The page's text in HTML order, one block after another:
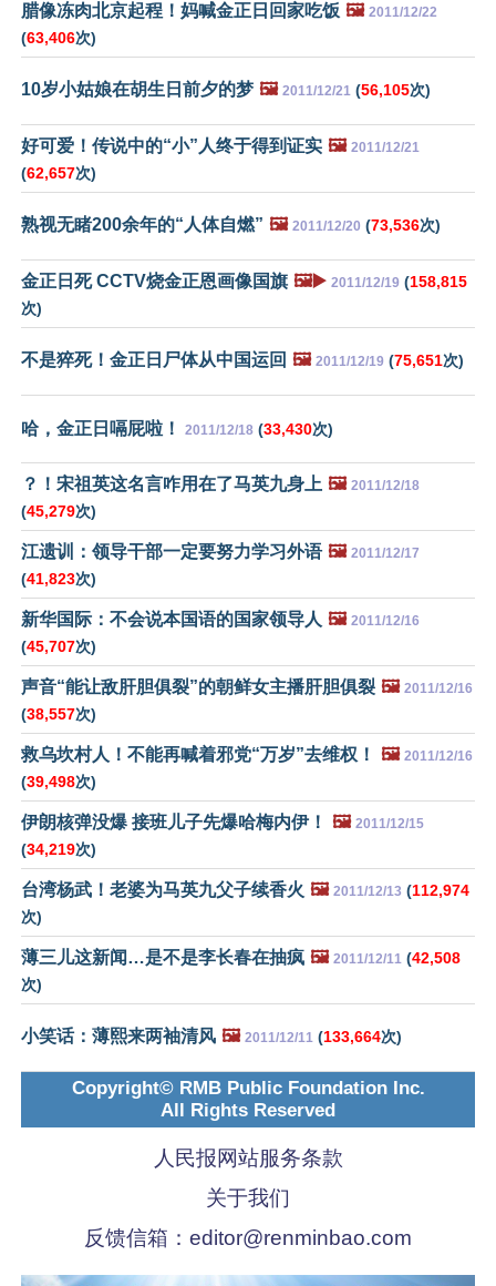
腊像冻肉北京起程！妈喊金正日回家吃饭 🖼️ 2011/12/22
(63,406次)
10岁小姑娘在胡生日前夕的梦 🖼️ 2011/12/21 (56,105次)
好可爱！传说中的“小”人终于得到证实 🖼️ 2011/12/21
(62,657次)
熟视无睹200余年的“人体自燃” 🖼️ 2011/12/20 (73,536次)
金正日死 CCTV烧金正恩画像国旗 🖼️▶️ 2011/12/19 (158,815
次)
不是猝死！金正日尸体从中国运回 🖼️ 2011/12/19 (75,651次)
哈，金正日嗝屁啦！ 2011/12/18 (33,430次)
？！宋祖英这名言咋用在了马英九身上 🖼️ 2011/12/18
(45,279次)
江遗训：领导干部一定要努力学习外语 🖼️ 2011/12/17
(41,823次)
新华国际：不会说本国语的国家领导人 🖼️ 2011/12/16
(45,707次)
声音“能让敌肝胆俱裂”的朝鲜女主播肝胆俱裂 🖼️ 2011/12/16
(38,557次)
救乌坎村人！不能再喊着邪党“万岁”去维权！ 🖼️ 2011/12/16
(39,498次)
伊朗核弹没爆 接班儿子先爆哈梅内伊！ 🖼️ 2011/12/15
(34,219次)
台湾杨武！老婆为马英九父子续香火 🖼️ 2011/12/13 (112,974
次)
薄三儿这新闻…是不是李长春在抽疯 🖼️ 2011/12/11 (42,508
次)
小笑话：薄熙来两袖清风 🖼️ 2011/12/11 (133,664次)
Copyright© RMB Public Foundation Inc.
All Rights Reserved
人民报网站服务条款
关于我们
反馈信箱： editor@renminbao.com